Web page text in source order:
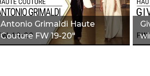
Antonio Grimaldi Haute
Couture FW 19-20"